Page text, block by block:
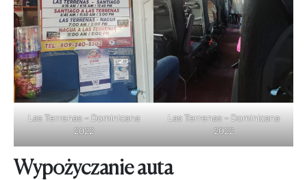
Las Terrenas – Dominicana
2022
Las Terrenas – Dominicana
2022
Wypożyczanie auta